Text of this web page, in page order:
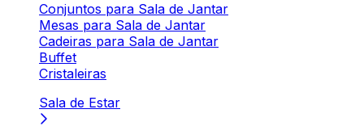
Conjuntos para Sala de Jantar
Mesas para Sala de Jantar
Cadeiras para Sala de Jantar
Buffet
Cristaleiras
Sala de Estar